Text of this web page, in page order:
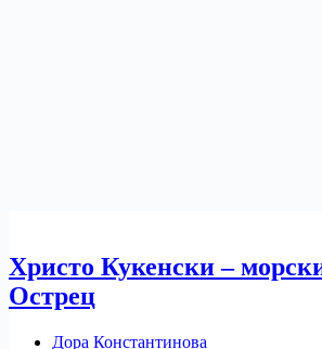
Христо Кукенски –
Острец
Дора Константинова